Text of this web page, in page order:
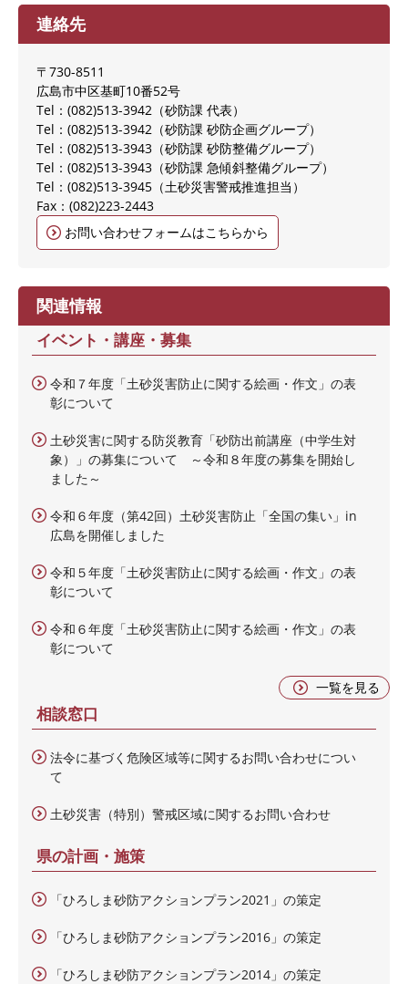
連絡先
〒730-8511
広島市中区基町10番52号
Tel：(082)513-3942
砂防課 代表
Tel：(082)513-3942
砂防課 砂防企画グループ
Tel：(082)513-3943
砂防課 砂防整備グループ
Tel：(082)513-3943
砂防課 急傾斜整備グループ
Tel：(082)513-3945
土砂災害警戒推進担当
Fax：(082)223-2443
お問い合わせフォームはこちらから
関連情報
イベント・講座・募集
令和７年度「土砂災害防止に関する絵画・作文」の表
彰について
土砂災害に関する防災教育「砂防出前講座（中学生対
象）」の募集について ～令和８年度の募集を開始し
ました～
令和６年度（第42回）土砂災害防止「全国の集い」in
広島を開催しました
令和５年度「土砂災害防止に関する絵画・作文」の表
彰について
令和６年度「土砂災害防止に関する絵画・作文」の表
彰について
一覧を見る
相談窓口
法令に基づく危険区域等に関するお問い合わせについ
て
土砂災害（特別）警戒区域に関するお問い合わせ
県の計画・施策
「ひろしま砂防アクションプラン2021」の策定
「ひろしま砂防アクションプラン2016」の策定
「ひろしま砂防アクションプラン2014」の策定